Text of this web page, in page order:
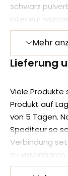
schwarz
Interieur
Auf das
Schichten
Rahmen,
Die Möbel
können somit
Mehr
Lieferung
Viele Produkte
Produkt auf
von 5 Tagen.
Spediteur so
Verbindung
zu vereinbaren.